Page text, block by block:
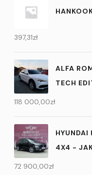
397,31zł
ALFA
TECH
118 000,00zł
4X4 -
72 900,00zł